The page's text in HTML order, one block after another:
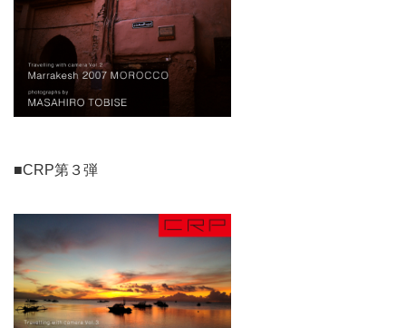
■CRP第３弾